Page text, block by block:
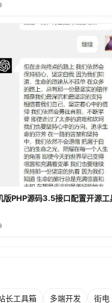
PHP源码3.5接口配置开源工
长工具箱 多端开发 街电